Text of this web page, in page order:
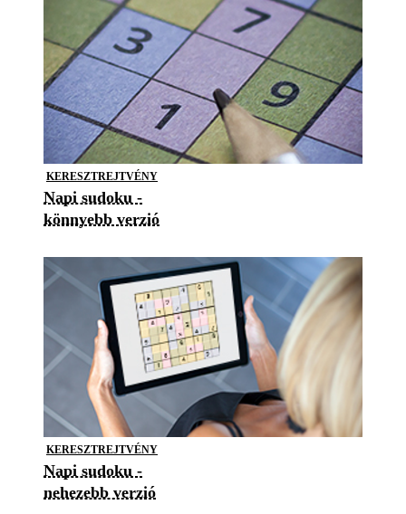
KERESZTREJTVÉNY
Napi sudoku -
könnyebb verzió
KERESZTREJTVÉNY
Napi sudoku -
nehezebb verzió